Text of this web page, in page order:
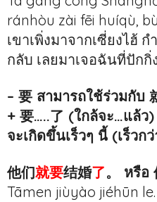
ránhòu zài fēi huíqù,
เขาเพิ่งมาจากเซี่ยงไฮ้
กลับ เลยมาเจอฉันที่ปักกิ่
– 要 สามารถใช้ร่วมกับ
+ 要…..了 (ใกล้จะ…แล้ว
จะเกิดขึ้นเร็วๆ นี้ (เร็วก
他们就要结婚了。 หรือ
Tāmen jiùyào jiéhūn